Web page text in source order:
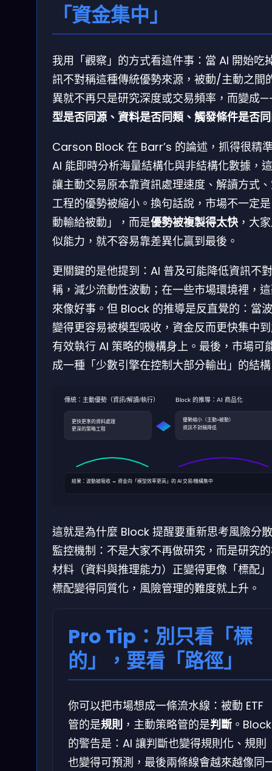
「資金集中」
我用「觀察」的方式看這件事：當 AI 開始吃
訊不對稱這種傳統優勢來源，被動/主動之間
異就不再只是研究深度或交易頻率，而變成
型是否同源、資料是否同類、觸發條件是否
Carson Block 在 Barr’s 的論述，抓得很精
AI 能即時分析海量結構化與非結構化數據，
讓主動交易原本靠資訊處理速度、解讀方式
工程的優勢被縮小。換句話說，市場不一定
動輸給被動」，而是優勢被複製得太快，大
似能力，就不容易靠差異化贏到最後。
更關鍵的是他提到：AI 普及可能降低資訊不對
稱，減少流動性波動；在一些市場環境裡，
來像好事。但 Block 的推導是反直覺的：當
變得更容易被模型吸收，資金反而更快集中
有效執行 AI 策略的機構身上。最後，市場可
成一種「少數引擎在控制大部分輸出」的結
傳統：主動優勢（資訊/解讀/執行）
更快更準的資料處理
更深的策略工程
Block 的推導：AI 商品化
優勢縮小（主動≈被動）
資訊不對稱降低
結果：波動被吸收 → 資金向「模型效率更高」的 AI 交易/機構集中
這就是為什麼 Block 提醒要重新思考風險分
監控機制：不是大家不再做研究，而是研究
材料（資料與推理能力）正變得更像「標配
標配變得同質化，風險管理的難度就上升。
Pro Tip：別只看「標
的」，要看「路徑」
你可以把市場想成一條流水線：被動 ETF
管的是規則 ，主動策略管的是判斷 。Block
的警告是：AI 讓判斷也變得規則化、規則
也變得可預測，最後兩條線會越來越像同